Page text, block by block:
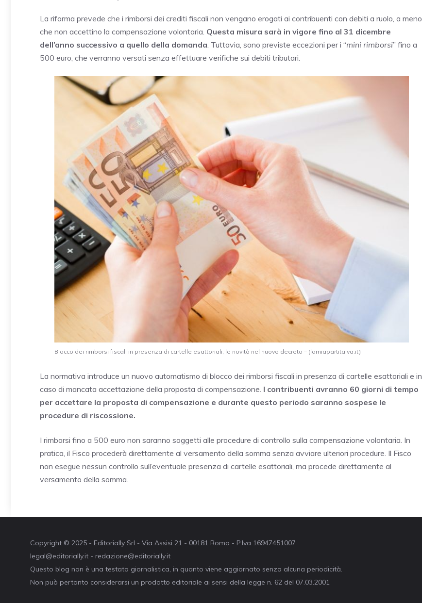
La riforma prevede che i rimborsi dei crediti fiscali non vengano erogati ai contribuenti con debiti a ruolo, a meno
che non accettino la compensazione volontaria. Questa misura sarà in vigore fino al 31 dicembre
dell’anno successivo a quello della domanda. Tuttavia, sono previste eccezioni per i “mini rimborsi” fino a
500 euro, che verranno versati senza effettuare verifiche sui debiti tributari.
Blocco dei rimborsi fiscali in presenza di cartelle esattoriali, le novità nel nuovo decreto – (lamiapartitaiva.it)
La normativa introduce un nuovo automatismo di blocco dei rimborsi fiscali in presenza di cartelle esattoriali e in
caso di mancata accettazione della proposta di compensazione. I contribuenti avranno 60 giorni di tempo
per accettare la proposta di compensazione e durante questo periodo saranno sospese le
procedure di riscossione.
I rimborsi fino a 500 euro non saranno soggetti alle procedure di controllo sulla compensazione volontaria. In
pratica, il Fisco procederà direttamente al versamento della somma senza avviare ulteriori procedure. Il Fisco
non esegue nessun controllo sull’eventuale presenza di cartelle esattoriali, ma procede direttamente al
versamento della somma.
Copyright © 2025 - Editorially Srl - Via Assisi 21 - 00181 Roma - P.Iva 16947451007
legal@editorially.it - redazione@editorially.it
Questo blog non è una testata giornalistica, in quanto viene aggiornato senza alcuna periodicità.
Non può pertanto considerarsi un prodotto editoriale ai sensi della legge n. 62 del 07.03.2001